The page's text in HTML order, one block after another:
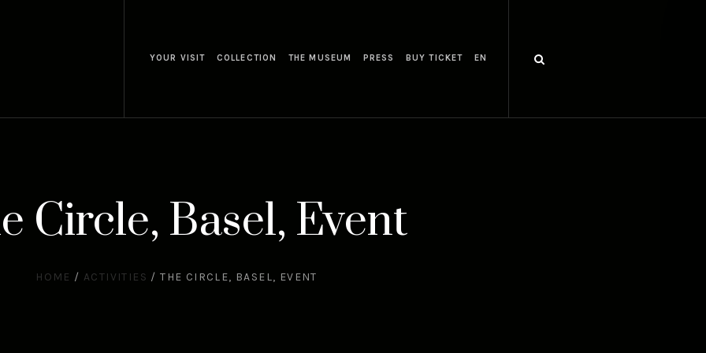
YOUR VISIT COLLECTION THE MUSEUM PRESS BUY TICKET EN
Circle, Basel, Event
HOME / ACTIVITIES / THE CIRCLE, BASEL, EVENT